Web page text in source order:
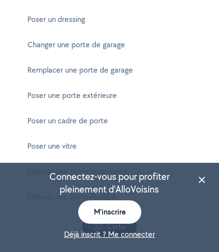
Poser un dressing
Changer une porte de garage
Remplacer une porte de garage
Poser une porte extérieure
Poser un cadre de porte
Poser une vitre
Réparer une porte coulissante
Réparer une porte-fenêtre
Carte
Connectez-vous pour profiter
pleinement d'AlloVoisins
M'inscrire
Déjà inscrit ? Me connecter